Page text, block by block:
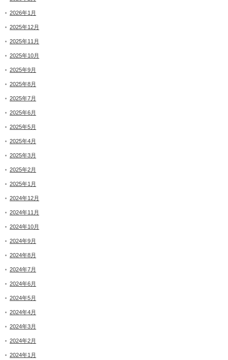
2026年1月
2025年12月
2025年11月
2025年10月
2025年9月
2025年8月
2025年7月
2025年6月
2025年5月
2025年4月
2025年3月
2025年2月
2025年1月
2024年12月
2024年11月
2024年10月
2024年9月
2024年8月
2024年7月
2024年6月
2024年5月
2024年4月
2024年3月
2024年2月
2024年1月